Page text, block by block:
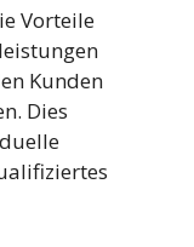
Vorteile
Kunden
Dies